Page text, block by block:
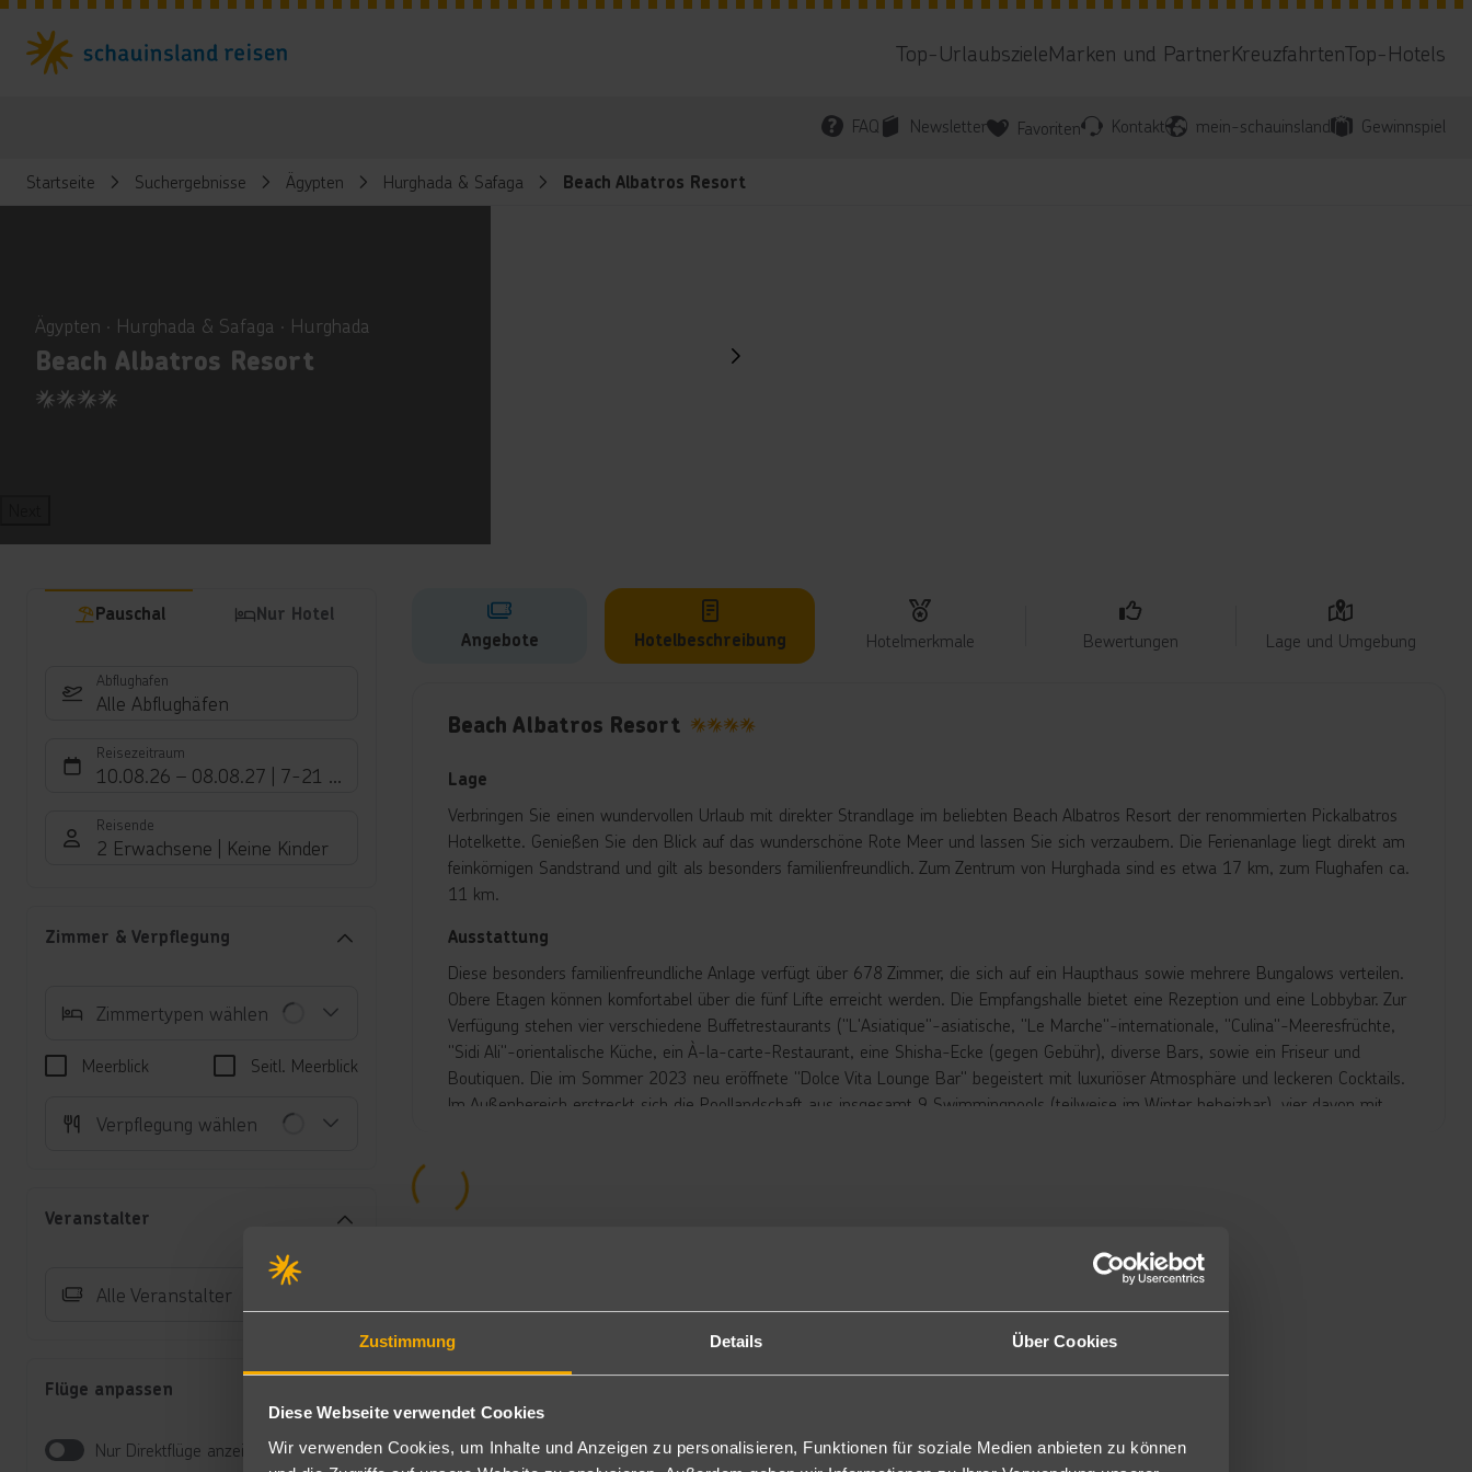
Zustimmung Details Über Cookies
Diese Webseite verwendet Cookies
Wir verwenden Cookies, um Inhalte und Anzeigen zu personalisieren, Funktionen für soziale Medien anbieten zu können
Top-UrlaubszieleMarken und PartnerKreuzfahrtenTop-Hotels
FAQ Newsletter Favoriten Kontakt mein-schauinsland Gewinnspiel
Startseite Suchergebnisse Ägypten Hurghada & Safaga Beach Albatros Resort
Ägypten ∙ Hurghada & Safaga ∙ Hurghada
Beach Albatros Resort
4
Pauschal Nur Hotel
Abflughafen
Alle Abflughäfen
Reisezeitraum
10.08.26 – 08.08.27 7-21 Nächte
Reisende
2 Erwachsene Keine Kinder
Zimmer & Verpflegung
Zimmertypen wählen
Meerblick Seitl. Meerblick
Verpflegung wählen
Veranstalter
Alle Veranstalter
Flüge anpassen
Nur Direktflüge anzeigen
Angebote Hotelbeschreibung Hotelmerkmale Bewertungen Lage und Umgebung
Beach Albatros Resort
Lage
Verbringen Sie einen wundervollen Urlaub mit direkter Strandlage im beliebten Beach Albatros Resort der renommierten Pickalbatros
Hotelkette. Genießen Sie den Blick auf das wunderschöne Rote Meer und lassen Sie sich verzaubern. Die Ferienanlage liegt direkt am
feinkörnigen Sandstrand und gilt als besonders familienfreundlich. Zum Zentrum von Hurghada sind es etwa 17 km, zum Flughafen ca.
11 km.
Ausstattung
Diese besonders familienfreundliche Anlage verfügt über 678 Zimmer, die sich auf ein Haupthaus sowie mehrere Bungalows verteilen.
Obere Etagen können komfortabel über die fünf Lifte erreicht werden. Die Empfangshalle bietet eine Rezeption und eine Lobbybar. Zur
Verfügung stehen vier verschiedene Buffetrestaurants ("L'Asiatique"-asiatische, "Le Marche"-internationale, "Culina"-Meeresfrüchte,
"Sidi Ali"-orientalische Küche, ein À-la-carte-Restaurant, eine Shisha-Ecke (gegen Gebühr), diverse Bars, sowie ein Friseur und
Boutiquen. Die im Sommer 2023 neu eröffnete "Dolce Vita Lounge Bar" begeistert mit luxuriöser Atmosphäre und leckeren Cocktails.
Im Außenbereich erstreckt sich die Poollandschaft aus insgesamt 9 Swimmingpools (teilweise im Winter beheizbar), vier davon mit
Unterbringung
Doppelbett oder zwei Einzelbetten, Dusche/WC, Fliesen, Klimaanlage, Telefon, Safe (inkl.), Sat.-TV, Mini-Kühlschrank (1 Flasche
Zusätzlich buchbar als Typ I Zimmer (BGI/DEI) mit speziellem Preis und begrenztem Kontingent.
Gegen Aufpreis auch mit Poolblick (B2O) oder zur Alleinnutzung (BG1/B1O) buchbar.
HRGA05: Bungalow: Die Bungalows sind in der Größe und Ausstattung identisch zu den Bungalows Gartenblick, der Ausblick kann
jedoch abweichen (BU/B2A/B1B).
Doppel Superior Poolblick: Die Doppel Superior Poolblick Zimmer (DSP) sind ausgestattet wie die Bungalow Gartenblick, jedoch
Auch mit Meerblick buchbar (DMU).